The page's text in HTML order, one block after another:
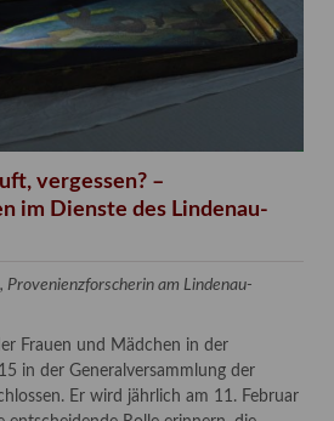
vergessen? –
im Dienste des Lindenau-
Provenienzforscherin am Lindenau-
Frauen und Mädchen in der
in der Generalversammlung der
Er wird jährlich am 11. Februar